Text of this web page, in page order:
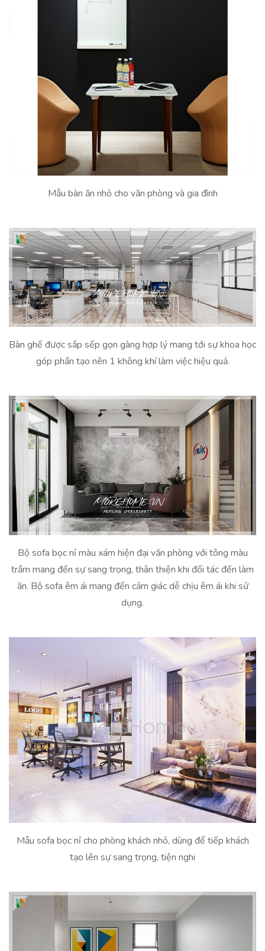
Mẫu bàn ăn nhỏ cho văn phòng và gia đình
Bàn ghế được sắp sếp gọn gàng hợp lý mang tới sự khoa học
góp phần tạo nên 1 không khí làm việc hiệu quả.
Bộ sofa bọc nỉ màu xám hiện đại văn phòng với tông màu
trầm mang đến sự sang trọng, thân thiện khi đối tác đến làm
ăn. Bộ sofa êm ái mang đến cảm giác dễ chịu êm ái khi sử
dụng.
Mẫu sofa bọc nỉ cho phòng khách nhỏ, dùng để tiếp khách
tạo lên sự sang trọng, tiện nghi